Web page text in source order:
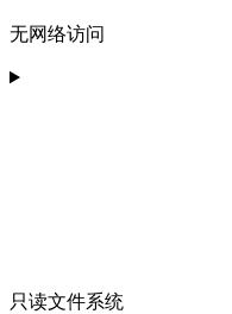
无网络访问
只读文件系统